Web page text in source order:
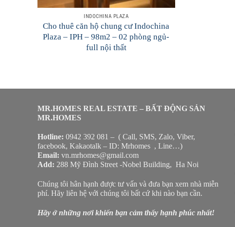
INDOCHINA PLAZA
Cho thuê căn hộ chung cư Indochina
Plaza – IPH – 98m2 – 02 phòng ngủ-
full nội thất
MR.HOMES REAL ESTATE – BẤT ĐỘNG SẢN
MR.HOMES
Hotline: 0942 392 081 – ( Call, SMS, Zalo, Viber,
facebook, Kakaotalk – ID: Mrhomes , Line…)
Email: vn.mrhomes@gmail.com
Add: 288 Mỹ Đình Street -Nobel Building, Ha Noi
Chúng tôi hân hạnh được tư vấn và đưa bạn xem nhà miễn
phí. Hãy liên hệ với chúng tôi bất cứ khi nào bạn cần.
Hãy ở những nơi khiến bạn cảm thấy hạnh phúc nhất!